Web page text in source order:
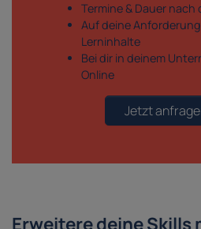
Termine & Dauer
Auf deine
Lerninhalte
Bei dir in deinem
Online
Jetzt
Erweitere deine Skills